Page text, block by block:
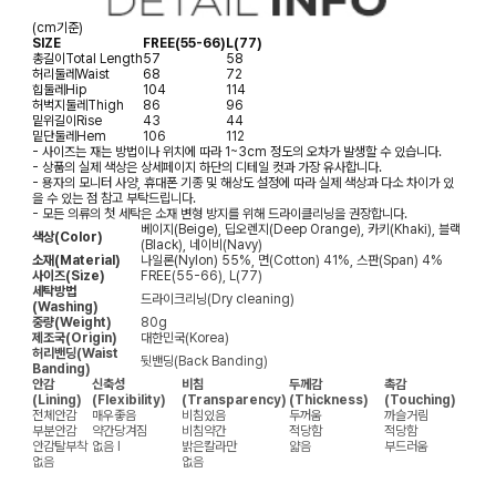
(cm기준)
SIZE
FREE(55-66)L(77)
총길이Total Length57
58
허리둘레Waist 68
72
힙둘레Hip 104
114
허벅지둘레Thigh 86
96
밑위길이Rise 43
44
밑단둘레Hem 106
112
- 사이즈는 재는 방법이나 위치에 따라 1~3cm 정도의 오차가 발생할 수 있습니다.
- 상품의 실제 색상은 상세페이지 하단의 디테일 컷과 가장 유사합니다.
- 용자의 모니터 사양, 휴대폰 기종 및 해상도 설정에 따라 실제 색상과 다소 차이가 있
을 수 있는 점 참고 부탁드립니다.
- 모든 의류의 첫 세탁은 소재 변형 방지를 위해 드라이클리닝을 권장합니다.
색상(Color)
베이지(Beige), 딥오렌지(Deep Orange), 카키(Khaki), 블랙
(Black), 네이비(Navy)
소재(Material)
나일론(Nylon) 55%, 면(Cotton) 41%, 스판(Span) 4%
사이즈(Size)
FREE(55-66), L(77)
세탁방법
(Washing)
드라이크리닝(Dry cleaning)
중량(Weight)
80g
제조국(Origin)
대한민국(Korea)
허리밴딩(Waist
Banding)
뒷밴딩(Back Banding)
안감
(Lining)
신축성
(Flexibility)
비침
(Transparency)
두께감
(Thickness)
촉감
(Touching)
전체안감
매우좋음 비침있음 두꺼움
까슬거림
부분안감
약간당겨짐 비침약간 적당함
적당함
안감탈부착 없음 I 밝은칼라만 얇음
부드러움
없음
없음